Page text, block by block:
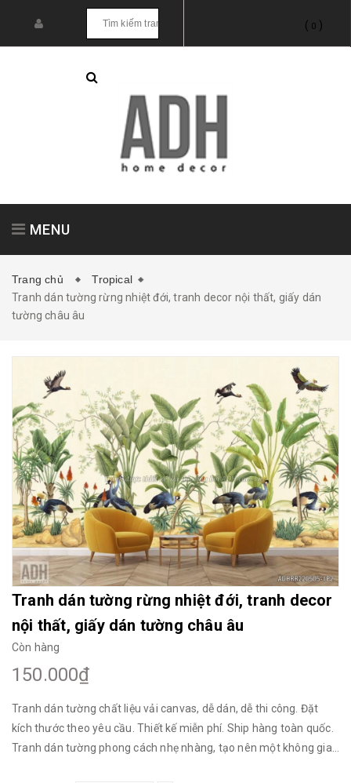
( 0 )
MENU
Tranh treo tường Tranh dán tường
Mua File Tranh Tranh Thực Tế
Thế giới Decor Giới thiệu
Trang chủ
Tropical
Tranh dán tường rừng nhiệt đới, tranh decor nội thất, giấy dán
tường châu âu
Tranh dán tường rừng nhiệt đới, tranh decor
nội thất, giấy dán tường châu âu
Còn hàng
150.000₫
Tranh dán tường chất liệu vải canvas, dễ dán, dễ thi công. Đặt
kích thước theo yêu cầu. Thiết kế miễn phí. Ship hàng toàn quốc.
Tranh dán tường phong cách nhẹ nhàng, tạo nên một không gian